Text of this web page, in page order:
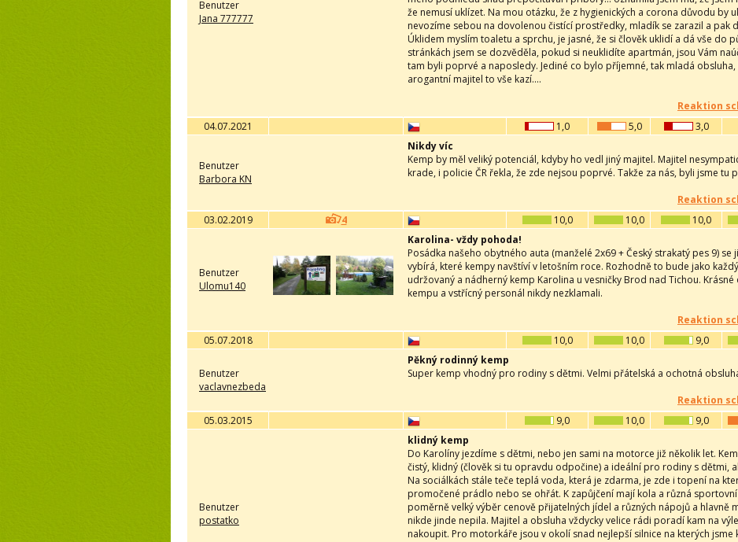
Benutzer
Jana 777777
že nemusí uklízet. Na mou otázku, že z hygienických a corona důvodu by
nevozíme sebou na dovolenou čistící prostředky, mladík se zarazil a pak
Úklidem myslím toaletu a sprchu, je jasné, že si člověk uklidí a dá vše do
stránkách jsem se dozvěděla, pokud si neuklidíte apartmán, jsou Vám
tam byli poprvé a naposledy. Jediné co bylo příjemné, tak mladá obsluha,
arogantní majitel to vše kazí....
Reaktion
04.07.2021
1,0 5,0 3,0
Benutzer
Barbora KN
Nikdy víc
Kemp by měl veliký potenciál, kdyby ho vedl jiný majitel. Majitel
krade, i policie ČR řekla, že zde nejsou poprvé. Takže za nás, byli jsme tu
Reaktion
03.02.2019
4 10,0 10,0 10,0
Benutzer
Ulomu140
Karolina- vždy pohoda!
Posádka našeho obytného auta (manželé 2x69 + Český strakatý pes 9) se
vybírá, které kempy navštíví v letošním roce. Rozhodně to bude jako
udržovaný a nádherný kemp Karolina u vesničky Brod nad Tichou.
kempu a vstřícný personál nikdy nezklamali.
Reaktion
05.07.2018
10,0 10,0 9,0
Benutzer
vaclavnezbeda
Pěkný rodinný kemp
Super kemp vhodný pro rodiny s dětmi. Velmi přátelská a ochotná
Reaktion
05.03.2015
9,0 10,0 9,0
Benutzer
postatko
klidný kemp
Do Karolíny jezdíme s dětmi, nebo jen sami na motorce již několik let.
čistý, klidný (člověk si tu opravdu odpočine) a ideální pro rodiny s dětmi,
Na sociálkách stále teče teplá voda, která je zdarma, je zde i topení na
promočené prádlo nebo se ohřát. K zapůjčení mají kola a různá
poměrně velký výběr cenově přijatelných jídel a různých nápojů a hlavně
nikde jinde nepila. Majitel a obsluha vždycky velice rádi poradí kam na
nakoupit. Pro motorkáře jsou v okolí snad nejlepší silnice na kterých jsme